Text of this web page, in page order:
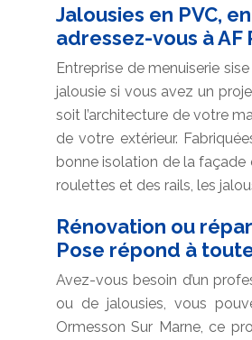
Jalousies en PVC,
adressez-vous à AF
Entreprise de menuiserie
jalousie si vous avez un
soit l’architecture de votre
de votre extérieur.
bonne isolation de la
roulettes et des rails, les
Rénovation ou
Pose répond à
Avez-vous besoin d’un
ou de jalousies, vous
Ormesson Sur Marne, ce